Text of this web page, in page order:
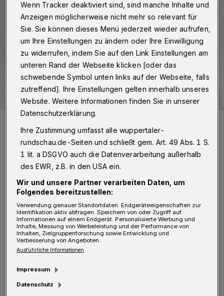
Foto: Rundschau
S eit Jahren steigt der Anteil der Radfahrer,
die auf den Gehwegen fahren, weil sie
auf der Fahrbahn ständig bedrängt werden
und sich dort nicht sicher fühlen. Die
nochmals langsameren Leih-Scooter sind als
überwiegende Gehwegnutzer nur die logische
Evolution davon.
Wenn Tracker deaktiviert sind, sind manche Inhalte und
Anzeigen möglicherweise nicht mehr so relevant für
Sie. Sie können dieses Menü jederzeit wieder aufrufen,
um Ihre Einstellungen zu ändern oder Ihre Einwilligung
zu widerrufen, indem Sie auf den Link Einstellungen am
unteren Rand der Webseite klicken [oder das
schwebende Symbol unten links auf der Webseite, falls
zutreffend]. Ihre Einstellungen gelten innerhalb unseres
Website. Weitere Informationen finden Sie in unserer
Datenschutzerklärung.
Ihre Zustimmung umfasst alle wuppertaler-
rundschau.de-Seiten und schließt gem. Art. 49 Abs. 1 S.
1 lit. a DSGVO auch die Datenverarbeitung außerhalb
des EWR, z.B. in den USA ein.
Wir und unsere Partner verarbeiten Daten, um
Folgendes bereitzustellen:
Verwendung genauer Standortdaten. Endgeräteeigenschaften zur
Identifikation aktiv abfragen. Speichern von oder Zugriff auf
Informationen auf einem Endgerät. Personalisierte Werbung und
Inhalte, Messung von Werbeleistung und der Performance von
Inhalten, Zielgruppenforschung sowie Entwicklung und
Verbesserung von Angeboten.
Ausführliche Informationen
Impressum
Datenschutz